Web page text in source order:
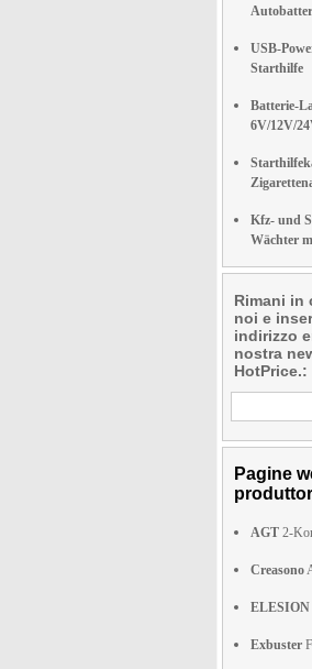
USB-
Starthilfe
Batterie-
6V/12V/
Kfz- und
Wächter
Rimani in
noi e
indirizzo
nostra
HotPrice.:
Pagine
AGT 2-
Creasono
ELESION
Exbuster